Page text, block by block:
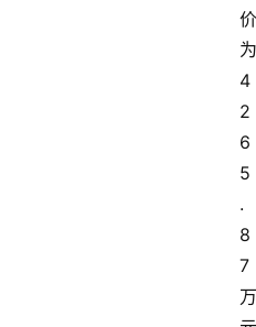
价
为
4
2
6
5
.
8
7
万